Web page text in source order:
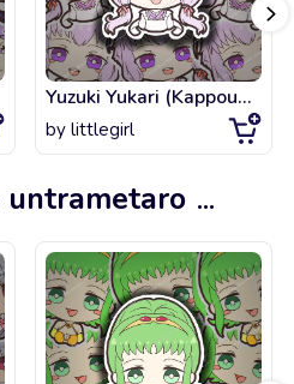
Yuzuki Yukari (Kappougi Design)
by littlegirl
untrametaro ...